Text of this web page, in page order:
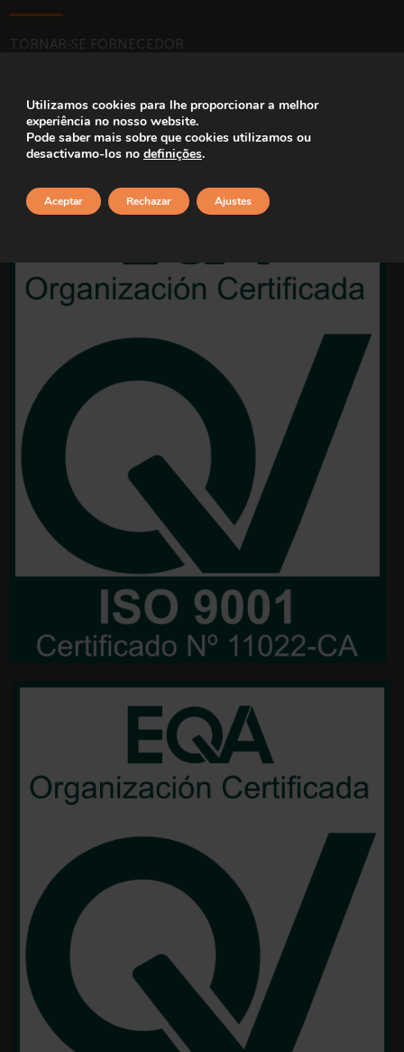
TORNAR-SE FORNECEDOR
CERTIFICAÇÕES
Utilizamos cookies para lhe proporcionar a melhor
experiência no nosso website.
Pode saber mais sobre que cookies utilizamos ou
desactivamo-los no definições.
Aceptar Rechazar Ajustes